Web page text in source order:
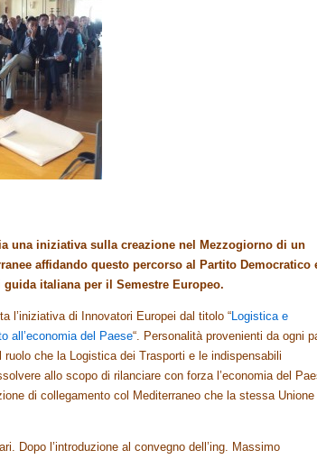
una iniziativa sulla creazione nel Mezzogiorno di un
affidando questo percorso al Partito Democratico
italiana per il Semestre Europeo.
l’iniziativa di Innovatori Europei dal titolo “Logistica e
all’economia del Paese“. Personalità provenienti da ogni
ruolo che la Logistica dei Trasporti e le indispensabili
allo scopo di rilanciare con forza l’economia del
di collegamento col Mediterraneo che la stessa Unione
Dopo l’introduzione al convegno dell’ing. Massimo